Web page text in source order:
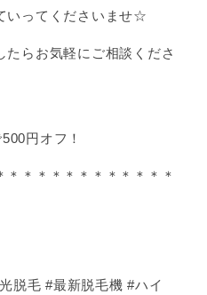
いってくださいませ☆
らお気軽にご相談くださ
円オフ！
＊＊＊＊＊＊＊＊＊＊＊＊
脱毛 #最新脱毛機 #ハイ